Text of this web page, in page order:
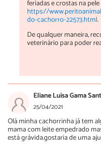
feriadas e crostas na
https://
do-cachorro-22573.html.
De qualquer maneira,
veterinário para poder
Eliane Luisa Gama
25/04/2021
Olá minha cachorrinha já tem
mama com leite empedrado
está grávida.gostaria de uma